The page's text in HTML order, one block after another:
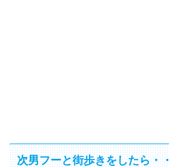
次男フーと街歩きをしたら・